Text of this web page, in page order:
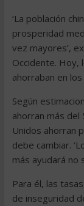
‘La población
prosperidad
vez mayores’,
Occidente. Hoy,
ahorraban en los
Según
ahorran más del
Unidos ahorran
debe cambiar.
más ayudará no
Para él, las
de inseguridad